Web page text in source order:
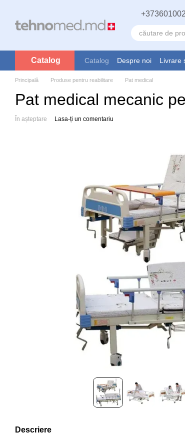
Catalog Catalog Despre noi Livrare
Principală Produse pentru reabilitare Pat medical
Pat medical mecanic
În așteptare Lasa-ți un comentariu
Descriere